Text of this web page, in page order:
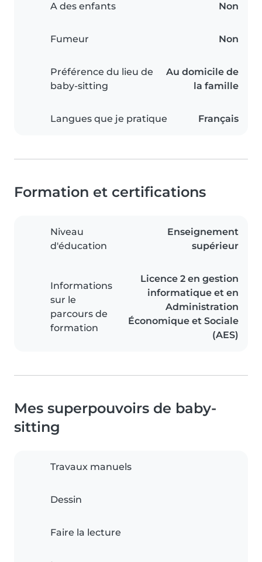
A des enfants Non
Fumeur Non
Préférence du lieu de
baby-sitting
Au domicile de
la famille
Langues que je pratique Français
Formation et certifications
Niveau
d'éducation
Enseignement
supérieur
Informations
sur le
parcours de
formation
Licence 2 en gestion
informatique et en
Administration
Économique et Sociale
(AES)
Mes superpouvoirs de baby-
sitting
Travaux manuels
Dessin
Faire la lecture